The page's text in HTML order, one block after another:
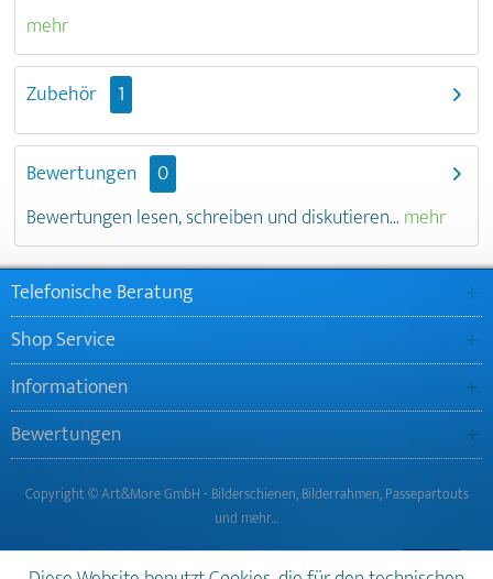
mehr
Zubehör 1
Bewertungen
0
Bewertungen lesen, schreiben und diskutieren... mehr
Telefonische Beratung
Shop Service
Informationen
Bewertungen
Copyright © Art&More GmbH - Bilderschienen, Bilderrahmen, Passepartouts
und mehr…